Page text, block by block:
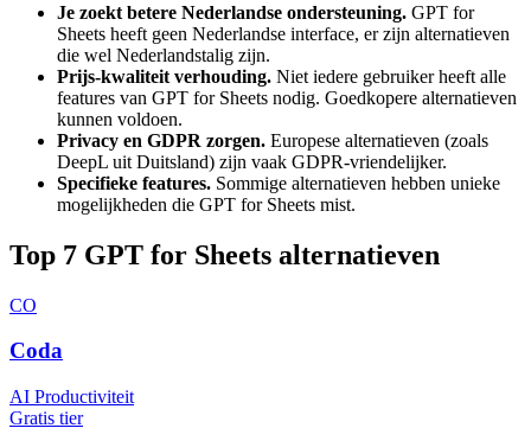
Je zoekt betere Nederlandse ondersteuning. GPT for
Sheets heeft geen Nederlandse interface, er zijn alternatieven
die wel Nederlandstalig zijn.
Prijs-kwaliteit verhouding. Niet iedere gebruiker heeft alle
features van GPT for Sheets nodig. Goedkopere alternatieven
kunnen voldoen.
Privacy en GDPR zorgen. Europese alternatieven (zoals
DeepL uit Duitsland) zijn vaak GDPR-vriendelijker.
Specifieke features. Sommige alternatieven hebben unieke
mogelijkheden die GPT for Sheets mist.
Top 7 GPT for Sheets alternatieven
CO
Coda
AI Productiviteit
Gratis tier